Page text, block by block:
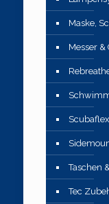
Maske,
Messer &
Taschen
Tec